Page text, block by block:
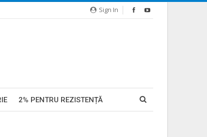
Sign In
2% PENTRU REZISTENȚĂ